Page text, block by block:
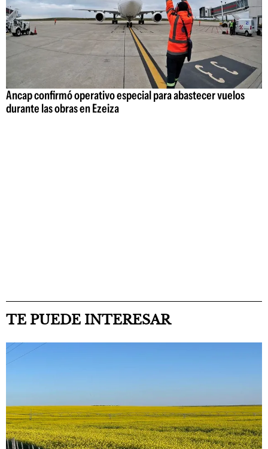
Ancap confirmó operativo especial para abastecer vuelos
durante las obras en Ezeiza
TE PUEDE INTERESAR